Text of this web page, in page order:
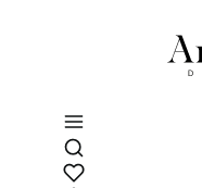
Otwórz